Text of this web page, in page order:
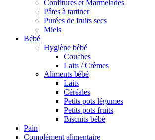
Confitures et Marmelades
Pâtes à tartiner
Purées de fruits secs
Miels
Bébé
Hygiène bébé
Couches
Laits / Crèmes
Aliments bébé
Laits
Céréales
Petits pots légumes
Petits pots fruits
Biscuits bébé
Pain
Complément alimentaire